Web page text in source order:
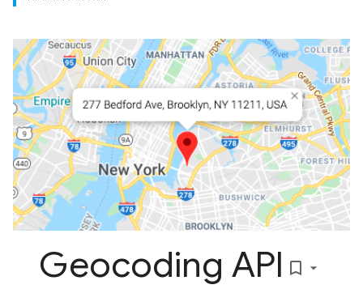
Geocoding API bookmark_border